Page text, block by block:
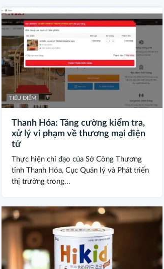
TIÊU ĐIỂM
Thanh Hóa: Tăng cường kiểm tra,
xử lý vi phạm về thương mại điện
tử
Thực hiện chỉ đạo của Sở Công Thương
tỉnh Thanh Hóa, Cục Quản lý và Phát triển
thị trường trong...